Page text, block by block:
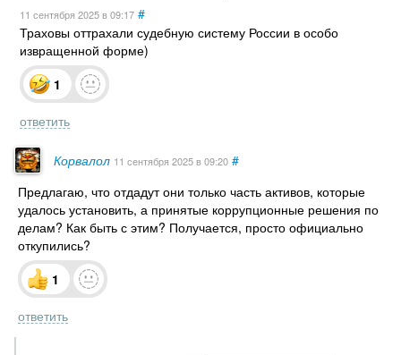
11 сентября 2025в 09:17 #
Траховы оттрахали судебную систему России в особо
извращенной форме)
1
ответить
Корвалол 11 сентября 2025в 09:20 #
Предлагаю, что отдадут они только часть активов, которые
удалось установить, а принятые коррупционные решения по
делам? Как быть с этим? Получается, просто официально
откупились?
1
ответить